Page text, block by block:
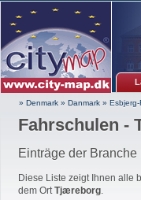
» Denmark » Danmark » Esbjerg-
Fahrschulen -
Einträge der
Diese Liste zeigt Ihnen alle
dem OrtTjæreborg.